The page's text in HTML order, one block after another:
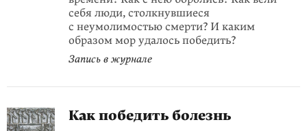
себя люди, столкнувшиеся
с неумолимостью смерти? И каким
образом мор удалось победить?
Запись в журнале
Как победить болезнь